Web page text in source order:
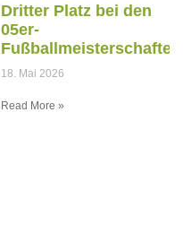
Dritter Platz bei den
05er-
Fußballmeisterschaften
18. Mai 2026
Read More »